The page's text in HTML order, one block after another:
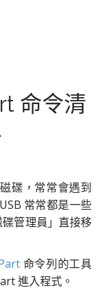
命令清
碟，常常會遇到
常常都是一些
管理員」直接移
命令列的工具
進入程式。